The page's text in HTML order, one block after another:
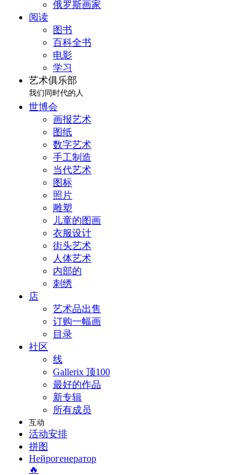
俄罗斯画家
阅读
图书
百科全书
电影
学习
艺术俱乐部
我们同时代的人
世博会
画报艺术
图纸
数字艺术
手工制造
当代艺术
图标
照片
雕塑
儿童的图画
衣服设计
街头艺术
人体艺术
内部的
刺绣
店
艺术品出售
订购一幅画
目录
社区
线
Gallerix 顶100
最好的作品
新专辑
所有成员
互动
活动安排
拼图
Нейрогенератор
🔥